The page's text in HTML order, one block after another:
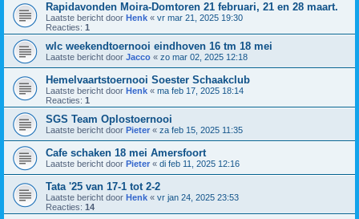
Rapidavonden Moira-Domtoren 21 februari, 21 en 28 maart.
Laatste bericht door Henk « vr mar 21, 2025 19:30
Reacties: 1
wlc weekendtoernooi eindhoven 16 tm 18 mei
Laatste bericht door Jacco « zo mar 02, 2025 12:18
Hemelvaartstoernooi Soester Schaakclub
Laatste bericht door Henk « ma feb 17, 2025 18:14
Reacties: 1
SGS Team Oplostoernooi
Laatste bericht door Pieter « za feb 15, 2025 11:35
Cafe schaken 18 mei Amersfoort
Laatste bericht door Pieter « di feb 11, 2025 12:16
Tata '25 van 17-1 tot 2-2
Laatste bericht door Henk « vr jan 24, 2025 23:53
Reacties: 14